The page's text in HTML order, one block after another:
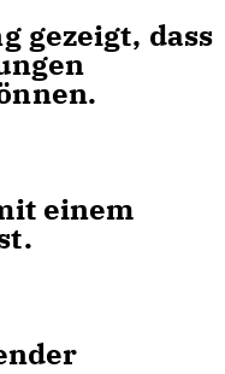
gezeigt, dass
einem